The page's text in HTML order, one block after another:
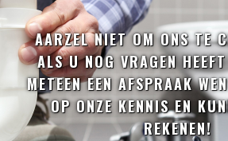
AARZEL NIET OM ONS TE
ALS U NOG VRAGEN
METEEN EEN AFSPRAAK
OP ONZE KENNIS EN
REKENEN!